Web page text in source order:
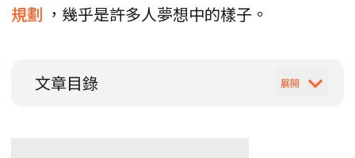
規劃 ，幾乎是許多人夢想中的樣子。
文章目錄